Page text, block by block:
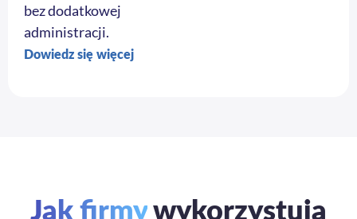
bez dodatkowej
administracji.
Dowiedz się więcej
Jak firmywykorzystują